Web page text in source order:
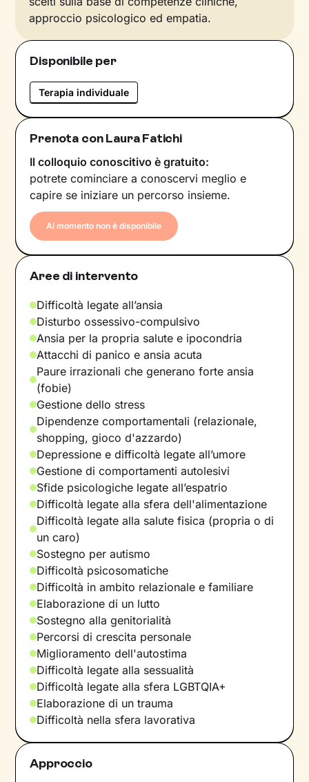
approccio psicologico ed empatia.
Disponibile per
Terapia individuale
Prenota con Laura Fatichi
Il colloquio conoscitivo è gratuito:
potrete cominciare a conoscervi meglio e
capire se iniziare un percorso insieme.
Al momento non è disponibile
Aree di intervento
Difficoltà legate all’ansia
Disturbo ossessivo-compulsivo
Ansia per la propria salute e ipocondria
Attacchi di panico e ansia acuta
Paure irrazionali che generano forte ansia
(fobie)
Gestione dello stress
Dipendenze comportamentali (relazionale,
shopping, gioco d'azzardo)
Depressione e difficoltà legate all’umore
Gestione di comportamenti autolesivi
Sfide psicologiche legate all’espatrio
Difficoltà legate alla sfera dell'alimentazione
Difficoltà legate alla salute fisica (propria o di
un caro)
Sostegno per autismo
Difficoltà psicosomatiche
Difficoltà in ambito relazionale e familiare
Elaborazione di un lutto
Sostegno alla genitorialità
Percorsi di crescita personale
Miglioramento dell'autostima
Difficoltà legate alla sessualità
Difficoltà legate alla sfera LGBTQIA+
Elaborazione di un trauma
Difficoltà nella sfera lavorativa
Approccio